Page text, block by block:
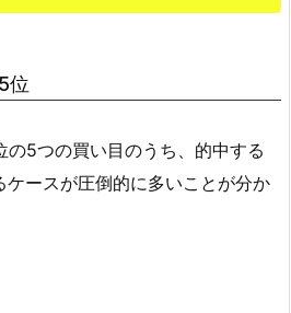
位
5つの買い目のうち、的中する
ースが圧倒的に多いことが分か